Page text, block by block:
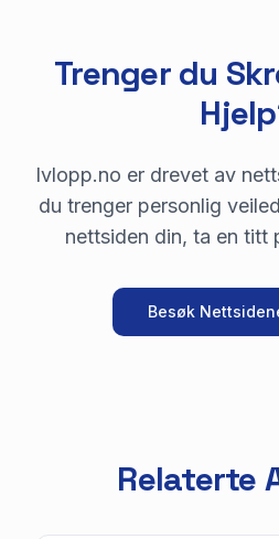
Trenger du
lvlopp.no er drevet av
du trenger personlig
nettsiden din, ta en titt
Besøk
Relaterte